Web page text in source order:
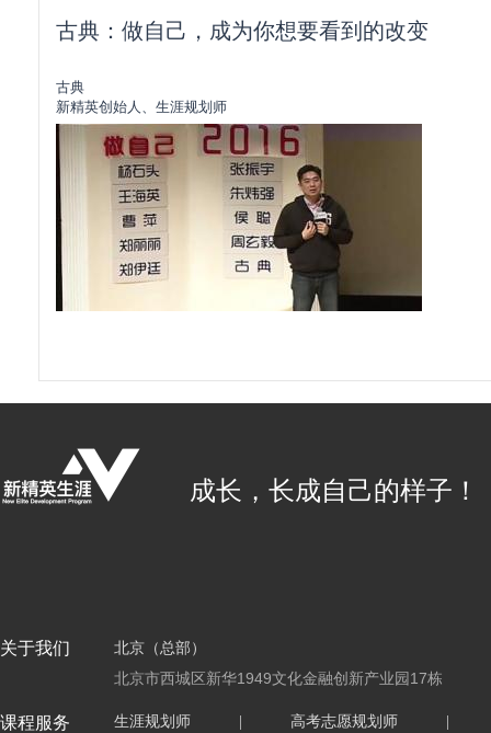
古典：做自己，成为你想要看到的改变
古典
新精英创始人、生涯规划师
成长，长成自己的样子！
关于我们
北京（总部）
北京市西城区新华1949文化金融创新产业园17栋
课程服务 生涯规划师 高考志愿规划师